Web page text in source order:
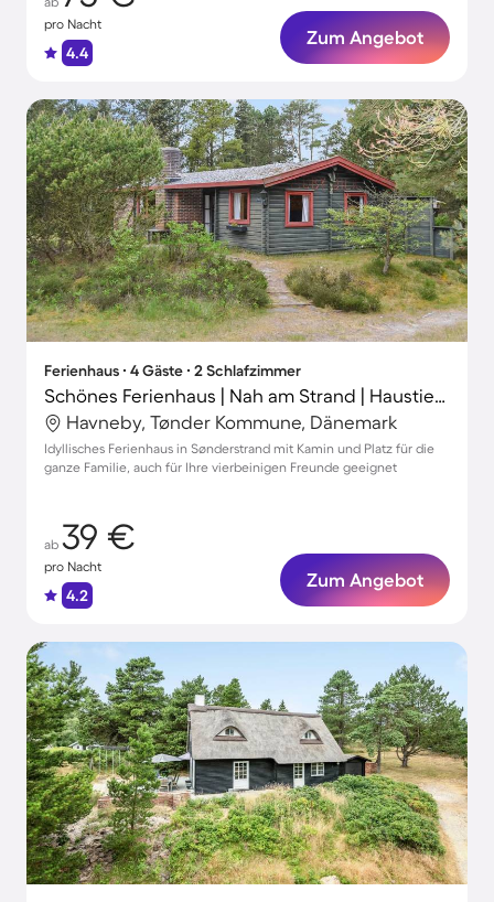
pro Nacht
4.4
Zum Angebot
Ferienhaus ∙ 4 Gäste ∙ 2 Schlafzimmer
Schönes Ferienhaus | Nah am Strand | Haustierfreundlich
Havneby, Tønder Kommune, Dänemark
Idyllisches Ferienhaus in Sønderstrand mit Kamin und Platz für die
ganze Familie, auch für Ihre vierbeinigen Freunde geeignet
ab 39 €
pro Nacht
4.2
Zum Angebot